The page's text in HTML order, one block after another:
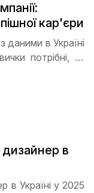
кар'єри
даними в Україні
потрібні, як
дизайнер в
в Україні у 2025